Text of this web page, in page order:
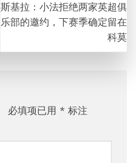
斯基拉：小法拒绝两家英超俱
乐部的邀约，下赛季确定留在
科莫
必填项已用 * 标注